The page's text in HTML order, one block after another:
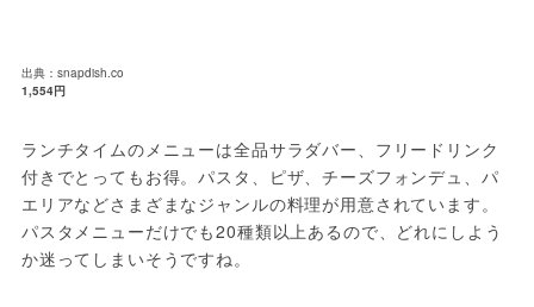
出典：snapdish.co
1,554円
ランチタイムのメニューは全品サラダバー、フリードリンク
付きでとってもお得。パスタ、ピザ、チーズフォンデュ、パ
エリアなどさまざまなジャンルの料理が用意されています。
パスタメニューだけでも20種類以上あるので、どれにしよう
か迷ってしまいそうですね。